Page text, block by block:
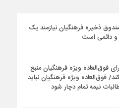
ذخیره فرهنگیان نیازمند یک
دائمی است
فوق‌العاده ویژه فرهنگیان منبع
فوق‌العاده ویژه فرهنگیان نباید
نیمه‌ تمام دچار شود